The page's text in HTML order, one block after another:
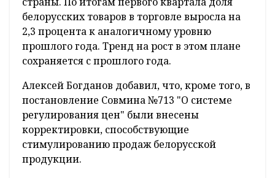
белорусских товаров в торговле выросла на
2,3 процента к аналогичному уровню
прошлого года. Тренд на рост в этом плане
сохраняется с прошлого года.
Алексей Богданов добавил, что, кроме того, в
постановление Совмина №713 "О системе
регулирования цен" были внесены
корректировки, способствующие
стимулированию продаж белорусской
продукции.